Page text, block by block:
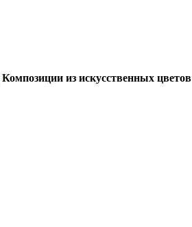
Композиции из искусственных цветов